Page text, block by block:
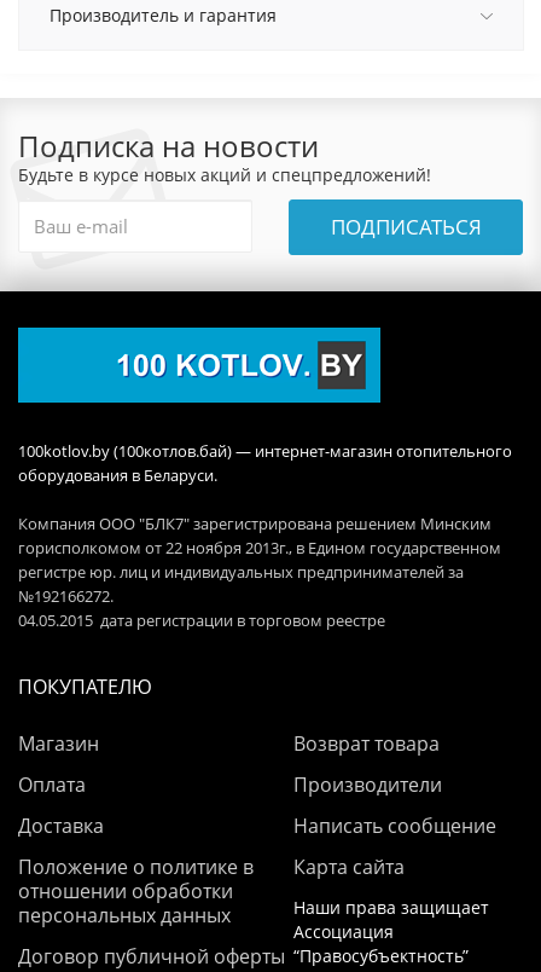
Производитель и гарантия
Подписка на новости
Будьте в курсе новых акций и спецпредложений!
ПОДПИСАТЬСЯ
100kotlov.by (100котлов.бай) — интернет-магазин отопительного
оборудования в Беларуси.
Компания ООО "БЛК7" зарегистрирована решением Минским
горисполкомом от 22 ноября 2013г., в Едином государственном
регистре юр. лиц и индивидуальных предпринимателей за
№192166272.
04.05.2015 дата регистрации в торговом реестре
ПОКУПАТЕЛЮ
Магазин
Оплата
Доставка
Положение о политике в
отношении обработки
персональных данных
Договор публичной оферты
Возврат товара
Производители
Написать сообщение
Карта сайта
Наши права защищает
Ассоциация
“Правосубъектность”